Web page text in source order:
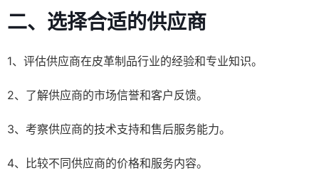
二、选择合适的供应商
1、评估供应商在皮革制品行业的经验和专业知识。
2、了解供应商的市场信誉和客户反馈。
3、考察供应商的技术支持和售后服务能力。
4、比较不同供应商的价格和服务内容。